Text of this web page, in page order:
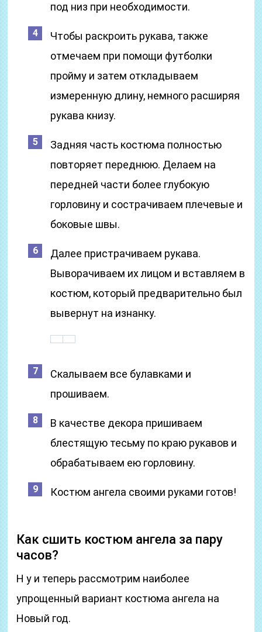
под низ при необходимости.
Чтобы раскроить рукава, также
отмечаем при помощи футболки
пройму и затем откладываем
измеренную длину, немного расширяя
рукава книзу.
Задняя часть костюма полностью
повторяет переднюю. Делаем на
передней части более глубокую
горловину и сострачиваем плечевые и
боковые швы.
Далее пристрачиваем рукава.
Выворачиваем их лицом и вставляем в
костюм, который предварительно был
вывернут на изнанку.
Скалываем все булавками и
прошиваем.
В качестве декора пришиваем
блестящую тесьму по краю рукавов и
обрабатываем ею горловину.
Костюм ангела своими руками готов!
Как сшить костюм ангела за пару
часов?
Н у и теперь рассмотрим наиболее
упрощенный вариант костюма ангела на
Новый год.